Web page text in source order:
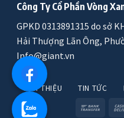
Công Ty Cổ Phần Vòng
GPKD 0313891315 do sở
Hải Thượng Lãn Ông,
Info@giant.vn
GIỚI THIỆU TIN TỨC